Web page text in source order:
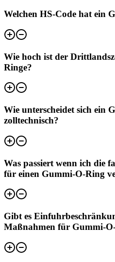
Welchen HS-Code hat ein
Wie hoch ist der
Ringe?
Wie unterscheidet sich ein
zolltechnisch?
Was passiert wenn ich die
für einen Gummi-O-Ring
Gibt es
Maßnahmen für Gummi-